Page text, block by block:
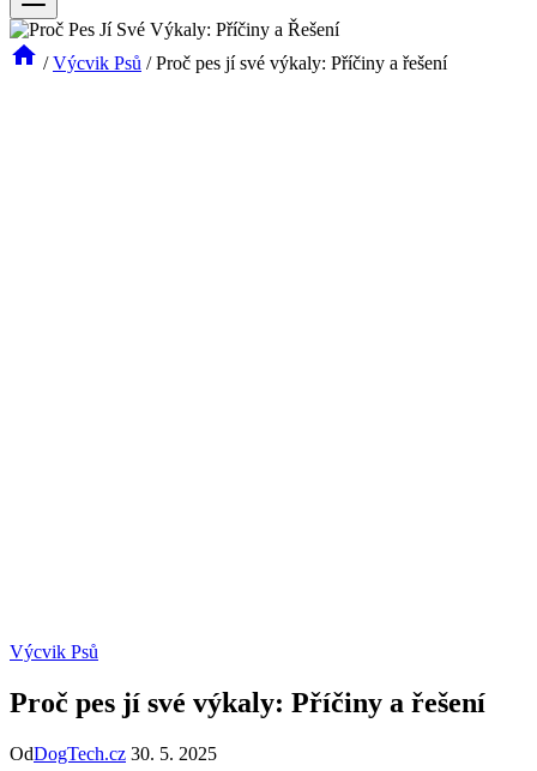
/ Výcvik Psů / Proč pes jí své výkaly: Příčiny a řešení
Výcvik Psů
Proč pes jí své výkaly: Příčiny a řešení
OdDogTech.cz 30. 5. 2025